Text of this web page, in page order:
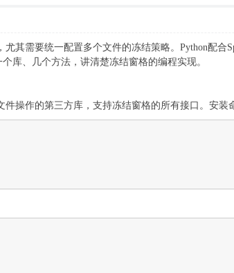
其需要统一配置多个文件的冻结策略。Python配
库、几个方法，讲清楚冻结窗格的编程实现。
件操作的第三方库，支持冻结窗格的所有接口。安装